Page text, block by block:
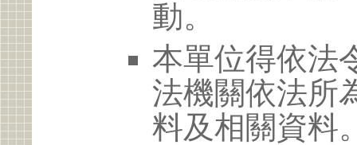
動。
本單位得依法
法機關依法所
料及相關資料